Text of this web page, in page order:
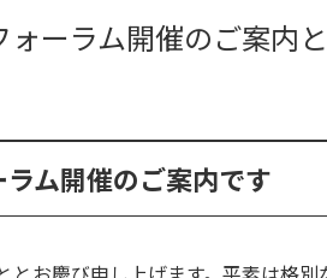
ーラム開催のご案内
ム開催のご案内です